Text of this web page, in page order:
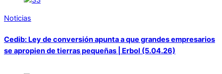
Noticias
Cedib: Ley de conversión apunta a que grandes empresarios
se apropien de tierras pequeñas | Erbol (5.04.26)